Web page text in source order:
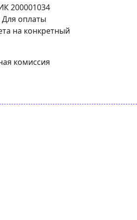
200001034
Для оплаты
на конкретный
комиссия